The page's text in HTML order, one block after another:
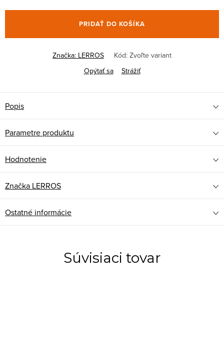
PRIDAŤ DO KOŠÍKA
Značka: LERROS Kód: Zvoľte variant
Opýtať sa
Strážiť
Popis
Parametre produktu
Hodnotenie
Značka LERROS
Ostatné informácie
Súvisiaci tovar